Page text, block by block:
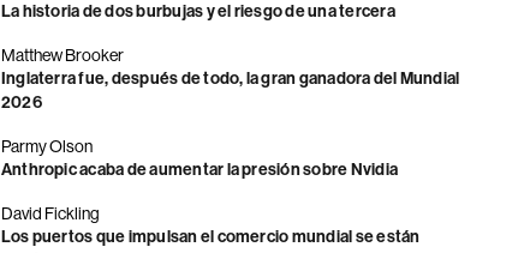
La historia de dos burbujas y el riesgo de una tercera
Matthew Brooker
Inglaterra fue, después de todo, la gran ganadora del Mundial
2026
Parmy Olson
Anthropic acaba de aumentar la presión sobre Nvidia
David Fickling
Los puertos que impulsan el comercio mundial se están